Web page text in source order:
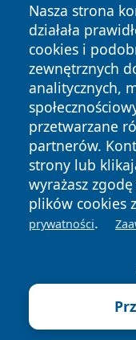
Nasza strona
działała
cookies i
zewnętrznych
analitycznych,
przetwarzane
partnerów.
strony lub
wyrażasz
plików cookies
prywatności.
Copyright © 2026
zastrzeżone.
News Autorzy
cześć